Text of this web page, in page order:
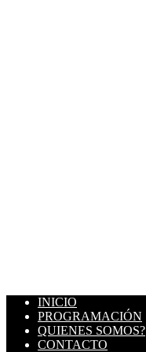
INICIO
PROGRAMACIÓN
QUIENES SOMOS?
CONTACTO